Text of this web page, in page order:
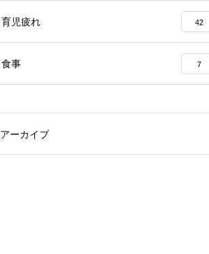
育児疲れ 42
食事 7
アーカイブ